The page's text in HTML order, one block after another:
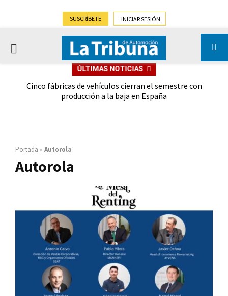
SUSCRÍBETE INICIAR SESIÓN
PRIMARY
ÚLTIMAS NOTICIAS
Cinco fábricas de vehículos cierran el semestre con
producción a la baja en España
Portada » Autorola
Autorola